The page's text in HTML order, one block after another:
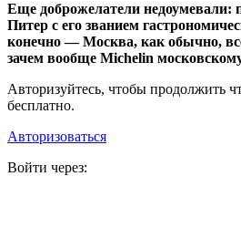
Еще доброжелатели недоумевали:
Питер с его званием
конечно — Москва, как обычно,
зачем вообще Michelin
Авторизуйтесь, чтобы продолжить
бесплатно.
Авторизоваться
Войти через: